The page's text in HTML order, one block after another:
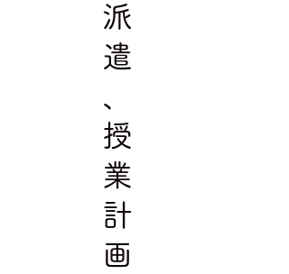
派
遣
、
授
業
計
画